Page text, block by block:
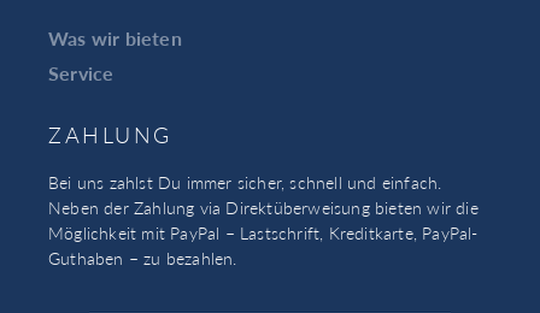
Was wir bieten
Service
ZAHLUNG
Bei uns zahlst Du immer sicher, schnell und einfach.
Neben der Zahlung via Direktüberweisung bieten wir die
Möglichkeit mit PayPal – Lastschrift, Kreditkarte, PayPal-
Guthaben – zu bezahlen.